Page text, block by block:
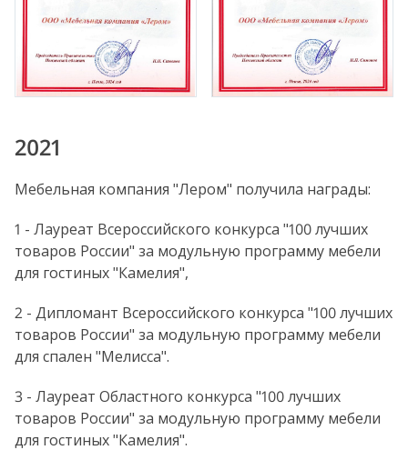
2021
Мебельная компания "Лером" получила награды:
1 - Лауреат Всероссийского конкурса "100 лучших
товаров России" за модульную программу мебели
для гостиных "Камелия",
2 - Дипломант Всероссийского конкурса "100 лучших
товаров России" за модульную программу мебели
для спален "Мелисса".
3 - Лауреат Областного конкурса "100 лучших
товаров России" за модульную программу мебели
для гостиных "Камелия".